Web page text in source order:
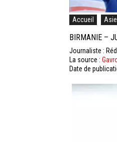
Accueil Asie
BIRMANIE –
Journaliste :
La source :
Date de